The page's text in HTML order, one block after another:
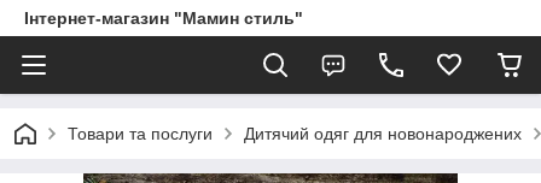
Інтернет-магазин "Мамин стиль"
Товари та послуги Дитячий одяг для новонароджених